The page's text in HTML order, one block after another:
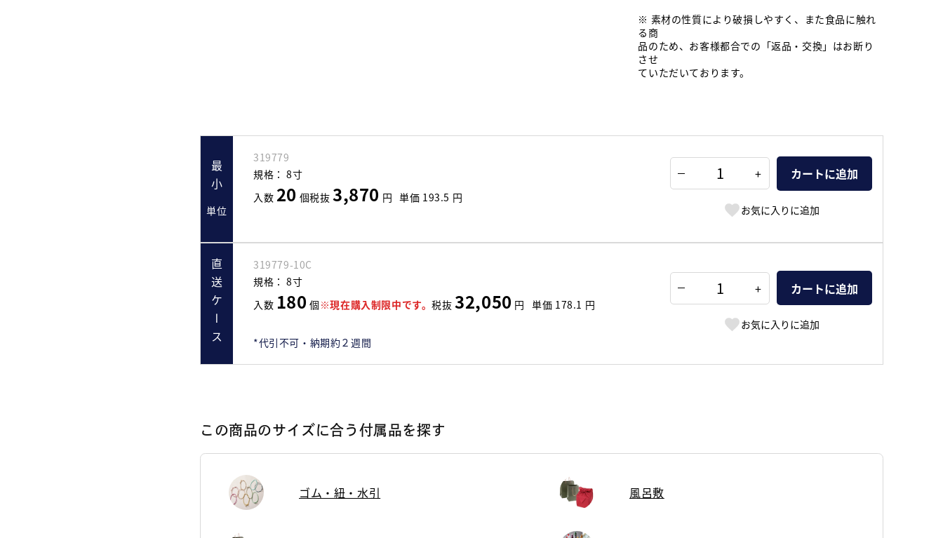
※ 素材の性質により破損しやすく、また食品に触れ
る商
品のため、お客様都合での「返品・交換」はお断り
させ
ていただいております。
最小
単位
319779
規格： 8寸
入数 20 個税抜 3,870 円 単価 193.5 円
+ カートに追加
お気に入りに追加
直送ケース
319779-10C
規格： 8寸
入数 180 個 ※現在購入制限中です。税抜 32,050 円 単価 178.1 円
*代引不可・納期約２週間
+ カートに追加
お気に入りに追加
この商品のサイズに合う付属品を探す
ゴム・紐・水引 風呂敷